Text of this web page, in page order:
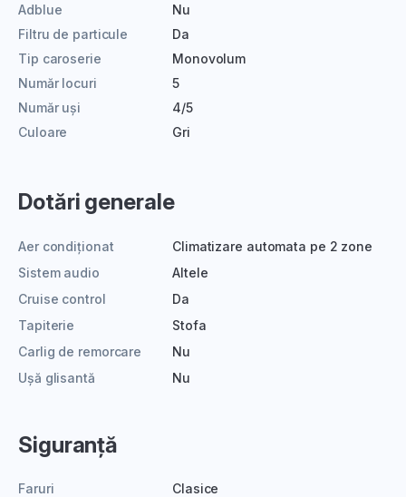
Adblue
Nu
Filtru de particule
Da
Tip caroserie
Monovolum
Număr locuri
5
Număr uși
4/5
Culoare
Gri
Dotări generale
Aer condiționat
Climatizare automata pe 2 zone
Sistem audio
Altele
Cruise control
Da
Tapiterie
Stofa
Carlig de remorcare
Nu
Ușă glisantă
Nu
Siguranță
Faruri Clasice